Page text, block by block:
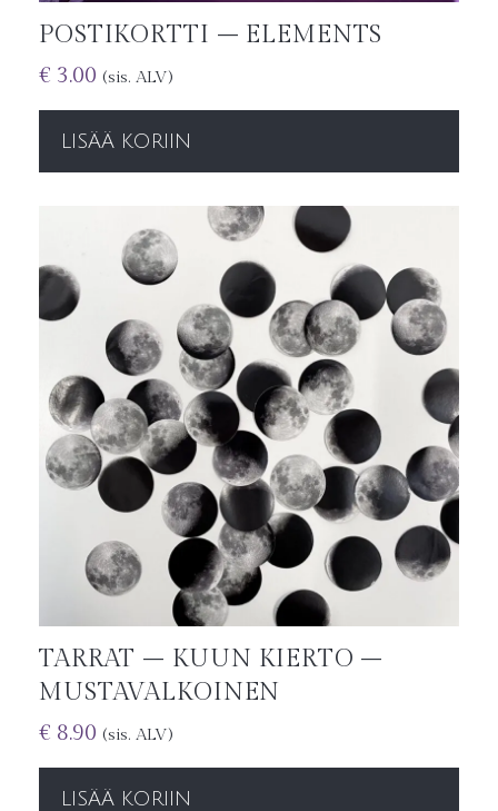
POSTIKORTTI – ELEMENTS
€ 3.00 (sis. ALV)
LISÄÄ KORIIN
TARRAT – KUUN KIERTO –
MUSTAVALKOINEN
€ 8.90 (sis. ALV)
LISÄÄ KORIIN